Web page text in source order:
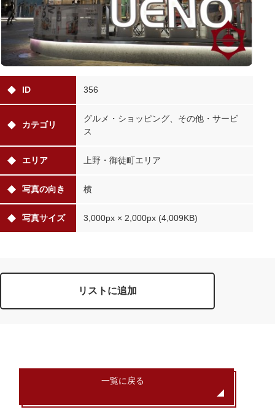
ID 356
カテゴリ
グルメ・ショッピング、その他・サービ
ス
エリア 上野・御徒町エリア
写真の向き 横
写真サイズ 3,000px × 2,000px (4,009KB)
リストに追加
一覧に戻る